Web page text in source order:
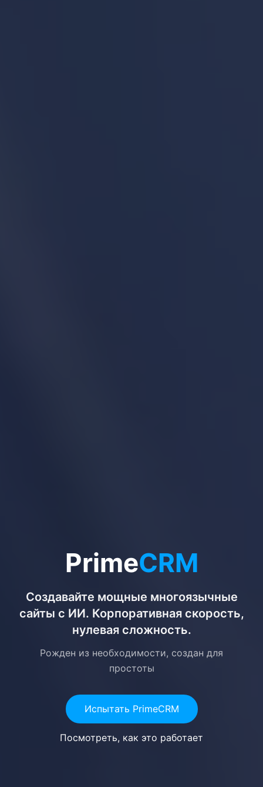
PrimeCRM
Создавайте мощные многоязычные
сайты с ИИ. Корпоративная скорость,
нулевая сложность.
Рожден из необходимости, создан для
простоты
Испытать PrimeCRM
Посмотреть, как это работает